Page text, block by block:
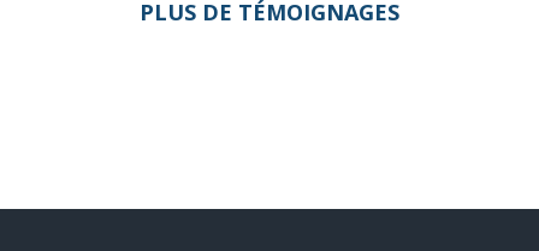
PLUS DE TÉMOIGNAGES